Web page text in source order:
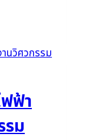
ฟฟ้า
รม